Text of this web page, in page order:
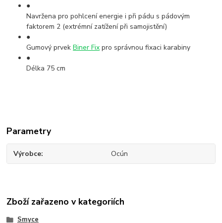
●
Navržena pro pohlcení energie i při pádu s pádovým
faktorem 2 (extrémní zatížení při samojistění)
●
Gumový prvekBiner Fix pro správnou fixaci karabiny
●
Délka 75 cm
Parametry
Výrobce Ocún
Zboží zařazeno v kategoriích
Smyce